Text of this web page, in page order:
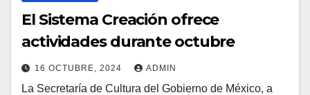
El Sistema Creación ofrece
actividades durante octubre
16 OCTUBRE, 2024 ADMIN
La Secretaría de Cultura del Gobierno de México, a